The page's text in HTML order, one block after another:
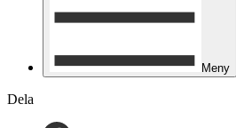
Meny
Dela